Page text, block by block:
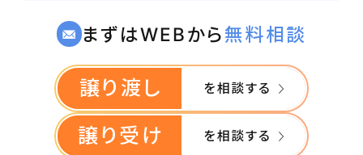
まずはWEBから無料相談
譲り渡し を相談する
譲り受け を相談する